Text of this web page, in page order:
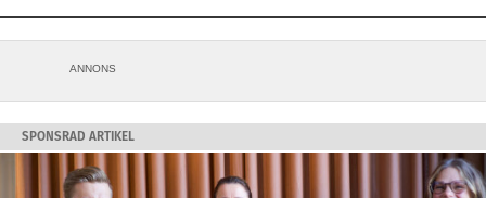
ANNONS
SPONSRAD ARTIKEL